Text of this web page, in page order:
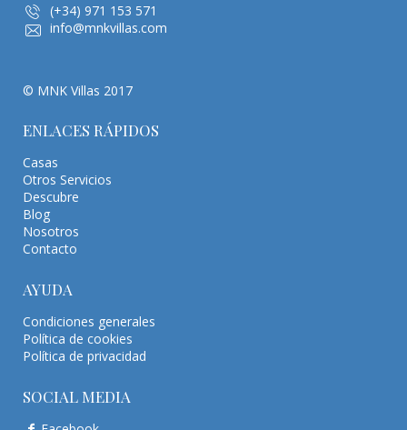
(+34) 971 153 571
info@mnkvillas.com
© MNK Villas 2017
ENLACES RÁPIDOS
Casas
Otros Servicios
Descubre
Blog
Nosotros
Contacto
AYUDA
Condiciones generales
Política de cookies
Política de privacidad
SOCIAL MEDIA